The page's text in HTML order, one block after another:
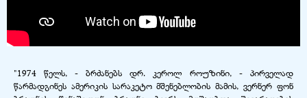
"1974 წელს, - ბრძანებს დრ. კეროლ როუზინი, - პირველად
წარმადგინეს ამერიკის სარაკეტო მშენებლობის მამის, ვერნერ ფონ